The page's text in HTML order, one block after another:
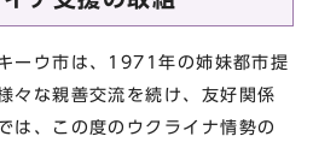
ーウ市は、1971年の姉妹都市提
々な親善交流を続け、友好関係
は、この度のウクライナ情勢の